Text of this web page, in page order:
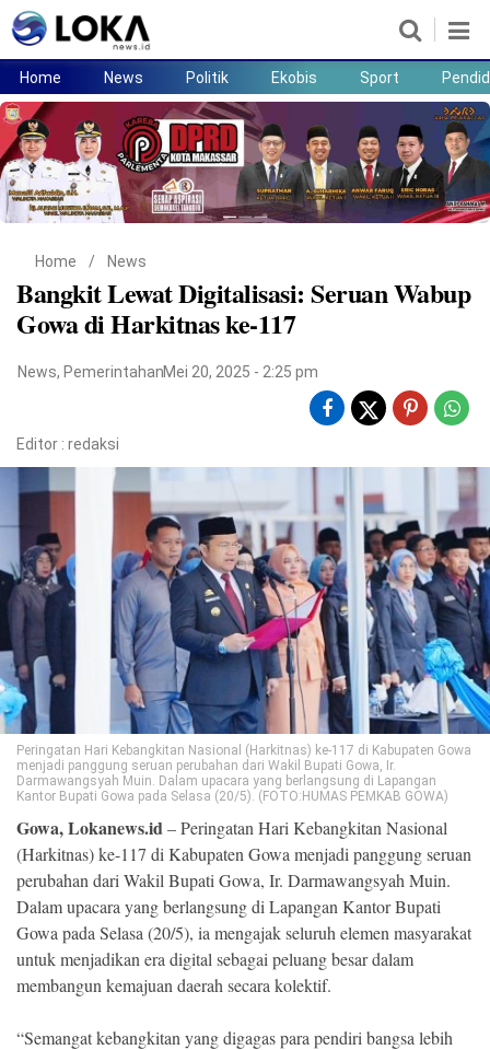
Home News
Ekobis
Sport Pendidikan
Lifestyle
Copyright
2026
Loka
News
-
All
reserved
Home News Politik Ekobis Sport
Home / News
Bangkit Lewat Digitalisasi: Seruan Wabup
Gowa di Harkitnas ke-117
News, PemerintahanMei 20, 2025 - 2:25 pm
Editor : redaksi
Peringatan Hari Kebangkitan Nasional (Harkitnas) ke-117 di Kabupaten Gowa
menjadi panggung seruan perubahan dari Wakil Bupati Gowa, Ir.
Darmawangsyah Muin. Dalam upacara yang berlangsung di Lapangan
Kantor Bupati Gowa pada Selasa (20/5). (FOTO:HUMAS PEMKAB GOWA)
Gowa, Lokanews.id– Peringatan Hari Kebangkitan Nasional
(Harkitnas) ke-117 di Kabupaten Gowa menjadi panggung seruan
perubahan dari Wakil Bupati Gowa, Ir. Darmawangsyah Muin.
Dalam upacara yang berlangsung di Lapangan Kantor Bupati
Gowa pada Selasa (20/5), ia mengajak seluruh elemen masyarakat
untuk menjadikan era digital sebagai peluang besar dalam
membangun kemajuan daerah secara kolektif.
“Semangat kebangkitan yang digagas para pendiri bangsa lebih